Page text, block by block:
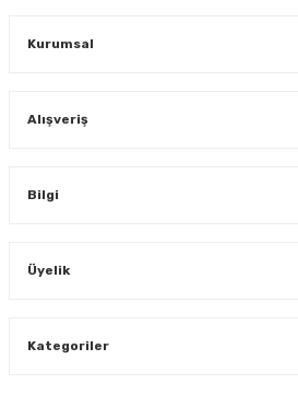
Kurumsal
Alışveriş
Bilgi
Üyelik
Kategoriler